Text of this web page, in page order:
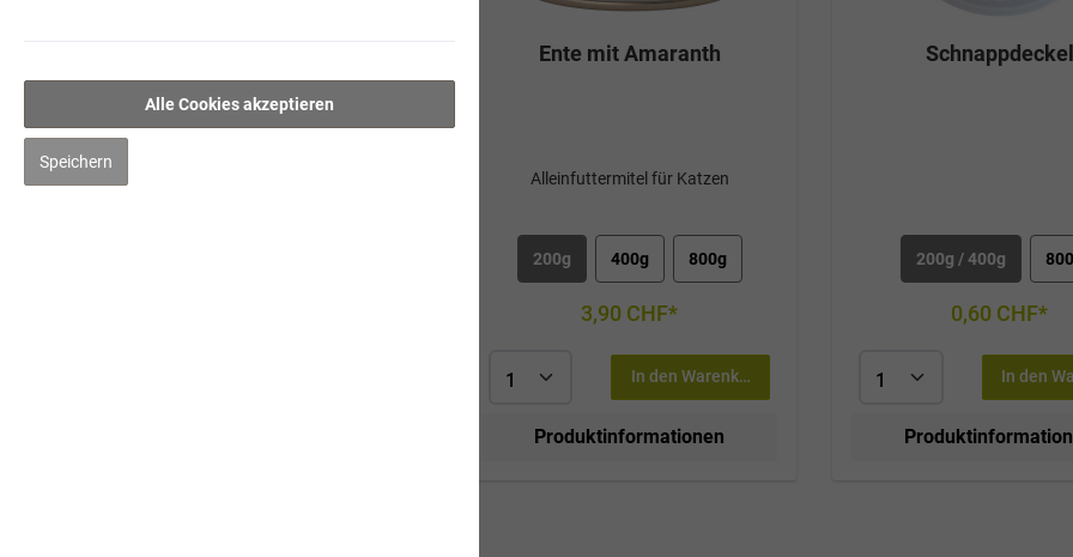
Ente mit Amaranth
Trockennahrung
Ente mit Amaranth
Alleinfuttermitel für Katzen
200g 400g 800g
3,90 CHF*
In den Warenkorb
Produktinformationen
Schnappdeckel
200g / 400g
0,60 CHF*
In den
Alle Cookies akzeptieren
Speichern